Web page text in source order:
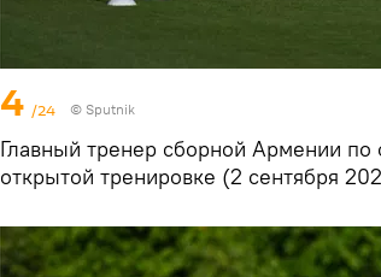
4 /24 © Sputnik
Главный тренер сборной Армении
открытой тренировке (2 сентября